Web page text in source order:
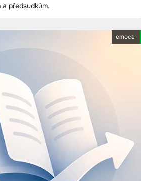
předsudkům.
emoce